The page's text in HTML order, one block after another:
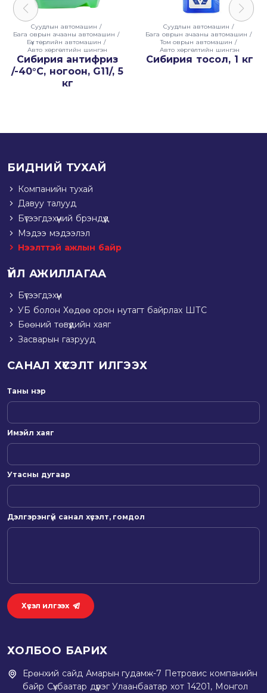
Суудлын автомашин /
Бага оврын ачааны автомашин /
Бүх төрлийн автомашин /
Авто хөргөлтийн шингэн
Сибирия антифриз
/-40°C, ногоон, G11/, 5
кг
Суудлын автомашин /
Бага оврын ачааны автомашин /
Том оврын автомашин /
Авто хөргөлтийн шингэн
Сибирия тосол, 1 кг
БИДНИЙ ТУХАЙ
Компанийн тухай
Давуу талууд
Бүтээгдэхүүний брэндүүд
Мэдээ мэдээлэл
Нээлттэй ажлын байр
ҮЙЛ АЖИЛЛАГАА
Бүтээгдэхүүн
УБ болон Хөдөө орон нутагт байрлах ШТС
Бөөний төвүүдийн хаяг
Засварын газрууд
САНАЛ ХҮСЭЛТ ИЛГЭЭХ
Таны нэр
Имэйл хаяг
Утасны дугаар
Дэлгэрэнгүй санал хүсэлт, гомдол
Хүсэл илгээх
ХОЛБОО БАРИХ
Ерөнхий сайд Амарын гудамж-7 Петровис компанийн
байр Сүхбаатар дүүрэг Улаанбаатар хот 14201, Монгол